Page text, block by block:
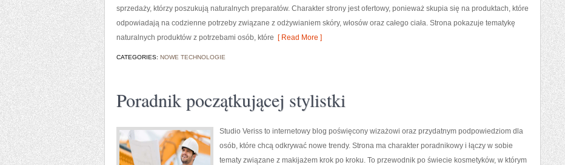
sprzedaży, którzy poszukują naturalnych preparatów. Charakter strony jest ofertowy, ponieważ skupia się na produktach, które
odpowiadają na codzienne potrzeby związane z odżywianiem skóry, włosów oraz całego ciała. Strona pokazuje tematykę
naturalnych produktów z potrzebami osób, które [ Read More ]
CATEGORIES: NOWE TECHNOLOGIE
Poradnik początkującej stylistki
Studio Veriss to internetowy blog poświęcony wizażowi oraz przydatnym podpowiedziom dla
osób, które chcą odkrywać nowe trendy. Strona ma charakter poradnikowy i łączy w sobie
tematy związane z makijażem krok po kroku. To przewodnik po świecie kosmetyków, w którym